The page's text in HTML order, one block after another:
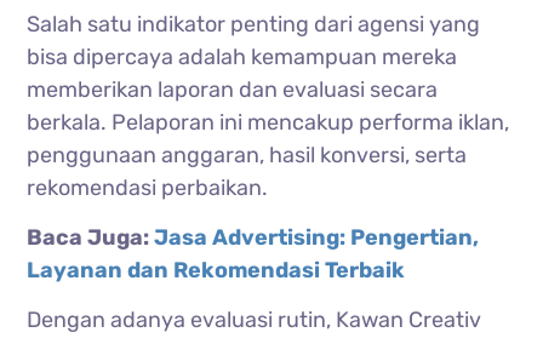
Salah satu indikator penting dari agensi yang
bisa dipercaya adalah kemampuan mereka
memberikan laporan dan evaluasi secara
berkala. Pelaporan ini mencakup performa iklan,
penggunaan anggaran, hasil konversi, serta
rekomendasi perbaikan.
Baca Juga: Jasa Advertising: Pengertian,
Layanan dan Rekomendasi Terbaik
Dengan adanya evaluasi rutin, Kawan Creativ